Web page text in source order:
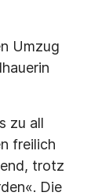
Umzug
zu all
freilich
trotz
Die